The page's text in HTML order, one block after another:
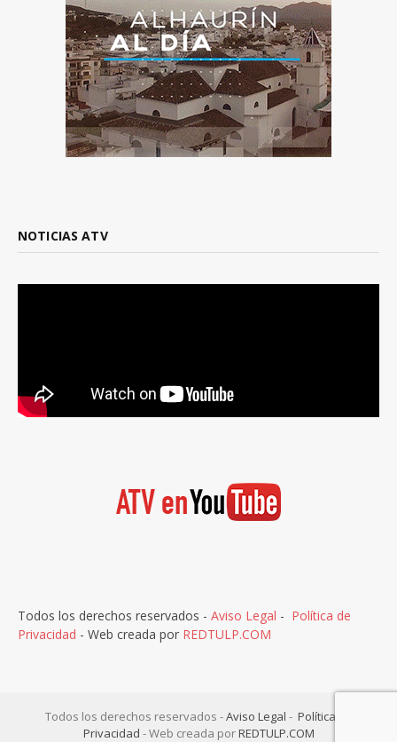
NOTICIAS ATV
Todos los derechos reservados - Aviso Legal - Política de
Privacidad - Web creada por REDTULP.COM
Todos los derechos reservados -Aviso Legal - Política de
Privacidad - Web creada porREDTULP.COM